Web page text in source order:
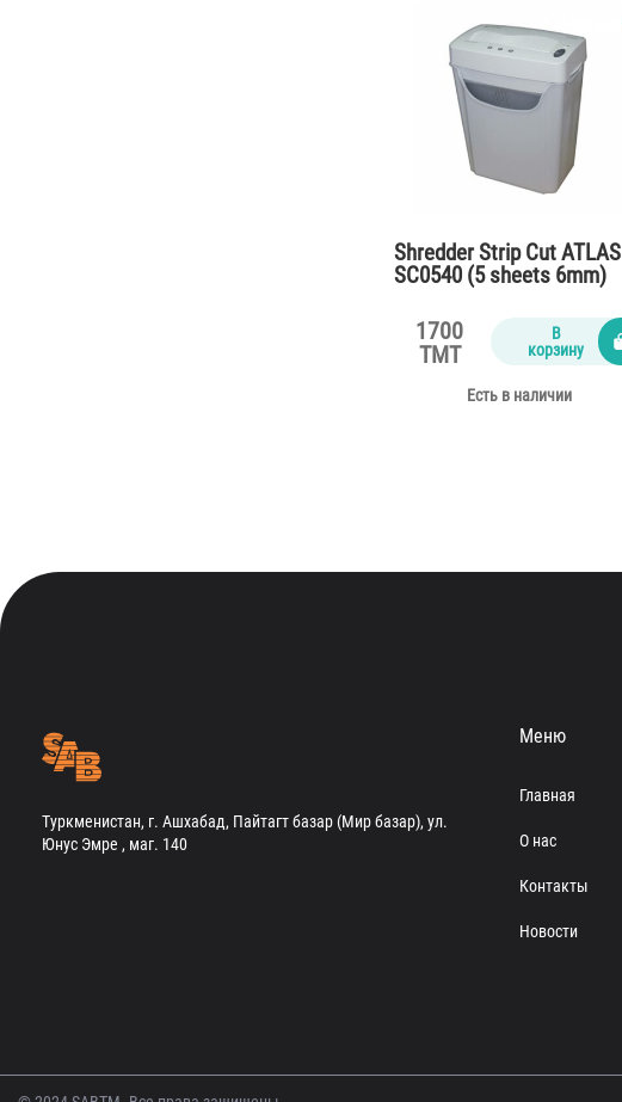
Shredder Strip Cut ATLAS
SC0540 (5 sheets 6mm)
1700
TMT
В
корзину
Есть в наличии
Туркменистан, г. Ашхабад, Пайтагт базар (Мир базар), ул.
Юнус Эмре , маг. 140
Меню
Главная
О нас
Контакты
Новости